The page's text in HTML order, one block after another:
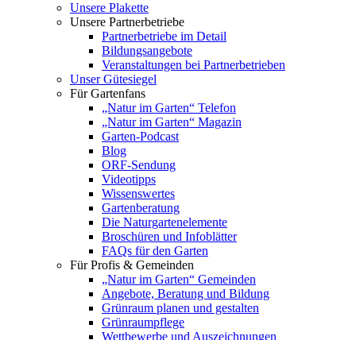
Unsere Plakette
Unsere Partnerbetriebe
Partnerbetriebe im Detail
Bildungsangebote
Veranstaltungen bei Partnerbetrieben
Unser Gütesiegel
Für Gartenfans
„Natur im Garten“ Telefon
„Natur im Garten“ Magazin
Garten-Podcast
Blog
ORF-Sendung
Videotipps
Wissenswertes
Gartenberatung
Die Naturgartenelemente
Broschüren und Infoblätter
FAQs für den Garten
Für Profis & Gemeinden
„Natur im Garten“ Gemeinden
Angebote, Beratung und Bildung
Grünraum planen und gestalten
Grünraumpflege
Wettbewerbe und Auszeichnungen